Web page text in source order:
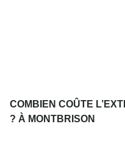
COMBIEN COÛTE
? À MONTBRISON